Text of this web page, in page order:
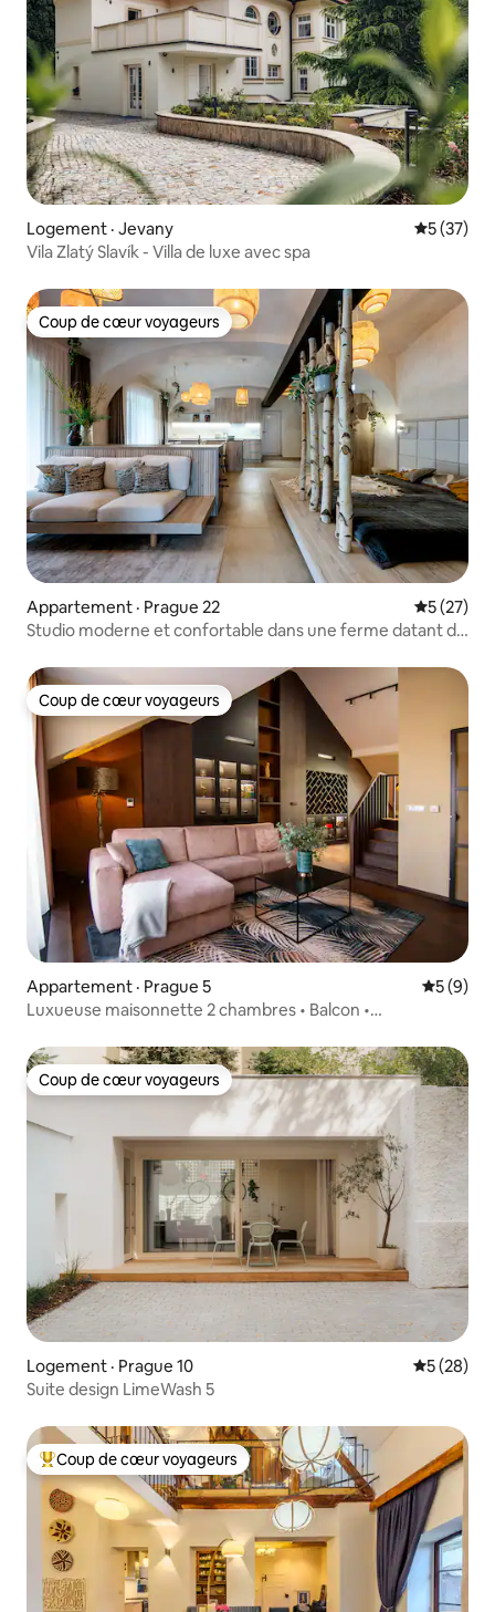
Logement · Jevany Note
5 (37)
Vila Zlatý Slavík - Villa de luxe avec spa
Coup de cœur voyageurs
Coup de cœur voyageurs
Appartement · Prague 22 Note
5 (27)
Studio moderne et confortable dans une ferme datant de
Coup de cœur voyageurs
Coup de cœur voyageurs
Appartement · Prague 5 Note
5 (9)
Luxueuse maisonnette 2 chambres • Balcon •
Coup de cœur voyageurs
Coup de cœur voyageurs
Logement · Prague 10 Note
5 (28)
Suite design LimeWash 5
Coup de cœur voyageurs parmi les plus aimés
Coup de cœur voyageurs